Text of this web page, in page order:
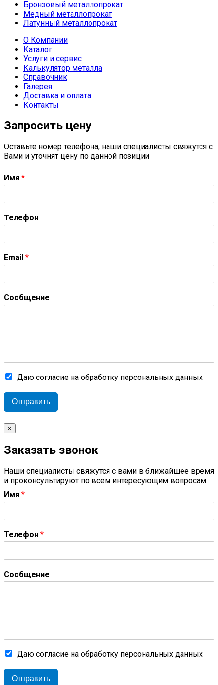
Бронзовый металлопрокат
Медный металлопрокат
Латунный металлопрокат
О Компании
Каталог
Услуги и сервис
Калькулятор металла
Справочник
Галерея
Доставка и оплата
Контакты
Запросить цену
Оставьте номер телефона, наши специалисты свяжутся с
Вами и уточнят цену по данной позиции
Имя *
Телефон
Email *
Сообщение
Даю согласие на обработку персональных данных
Отправить
×
Заказать звонок
Наши специалисты свяжутся с вами в ближайшее время
и проконсультируют по всем интересующим вопросам
Имя *
Телефон *
Сообщение
Даю согласие на обработку персональных данных
Отправить